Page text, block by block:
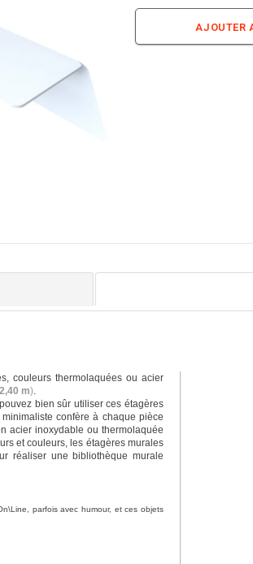
couleurs thermolaquées ou acier
m).
bien sûr utiliser ces étagères
confère à chaque pièce
acier inoxydable ou thermolaquée
et couleurs, les étagères murales
réaliser une bibliothèque murale
parfois avec humour, et ces objets